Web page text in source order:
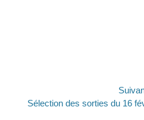
Sélection des sorties du 16